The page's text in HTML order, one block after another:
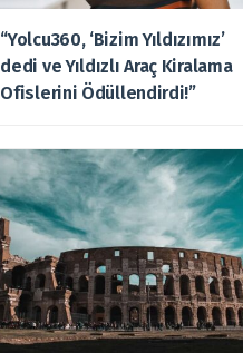
“Yolcu360, ‘Bizim Yıldızımız’
dedi ve Yıldızlı Araç Kiralama
Ofislerini Ödüllendirdi!”